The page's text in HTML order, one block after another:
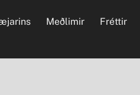
Meðlimir Fréttir